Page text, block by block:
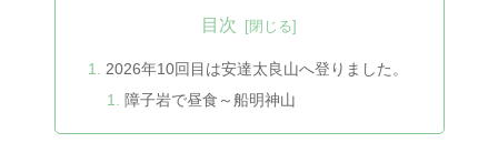
目次
2026年10回目は安達太良山へ登りました。
障子岩で昼食～船明神山